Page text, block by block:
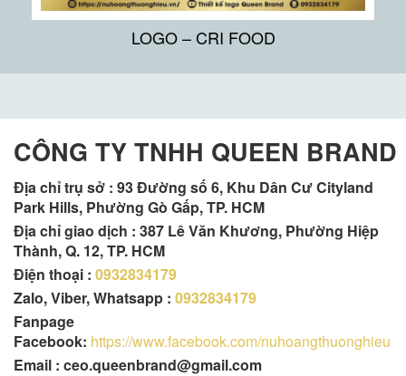
LOGO – CRI FOOD
CÔNG TY TNHH QUEEN BRAND
Địa chỉ trụ sở : 93 Đường số 6, Khu Dân Cư Cityland
Park Hills, Phường Gò Gấp, TP. HCM
Địa chỉ giao dịch : 387 Lê Văn Khương, Phường Hiệp
Thành, Q. 12, TP. HCM
Điện thoại : 0932834179
Zalo, Viber, Whatsapp : 0932834179
Fanpage
Facebook: https://www.facebook.com/nuhoangthuonghieu
Email : ceo.queenbrand@gmail.com